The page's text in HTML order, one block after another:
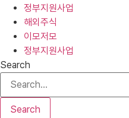
정부지원사업
해외주식
이모저모
정부지원사업
Search
Search